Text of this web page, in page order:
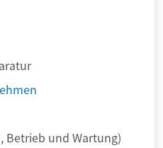
Betrieb und Wartung)